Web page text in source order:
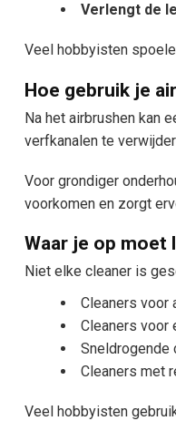
Verlengt de
Veel hobbyisten
Hoe gebruik je
Na het airbrushen kan
verfkanalen te
Voor grondiger
voorkomen en zorgt
Waar je op moet
Niet elke cleaner is
Cleaners voor
Cleaners voor
Sneldrogende
Cleaners met
Veel hobbyisten